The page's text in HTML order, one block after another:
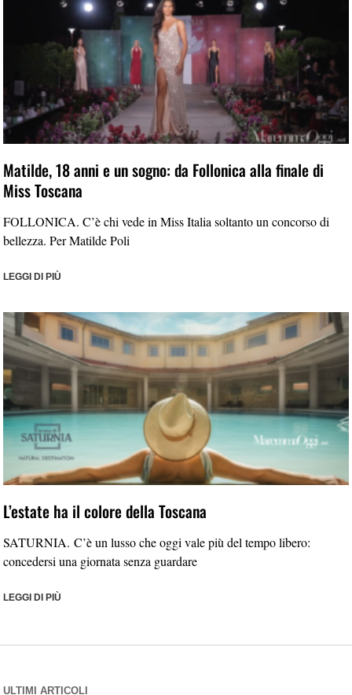
Matilde, 18 anni e un sogno: da Follonica alla finale di
Miss Toscana
FOLLONICA. C’è chi vede in Miss Italia soltanto un concorso di
bellezza. Per Matilde Poli
LEGGI DI PIÙ
L’estate ha il colore della Toscana
SATURNIA. C’è un lusso che oggi vale più del tempo libero:
concedersi una giornata senza guardare
LEGGI DI PIÙ
ULTIMI ARTICOLI